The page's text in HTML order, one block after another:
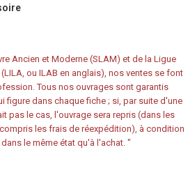
Ancien et Moderne (SLAM) et de la Ligue
ou ILAB en anglais), nos ventes se font
Tous nos ouvrages sont garantis
figure dans chaque fiche ; si, par suite d'une
pas le cas, l'ouvrage sera repris (dans les
les frais de réexpédition), à condition
le même état qu'à l'achat. "